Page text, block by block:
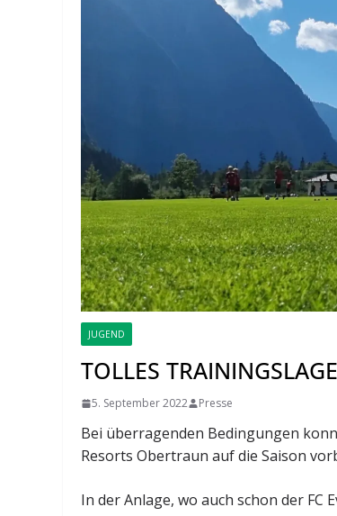
JUGEND
TOLLES
5. September 2022 Presse
Bei überragenden Bedingungen
Resorts Obertraun auf die Saison
In der Anlage, wo auch schon der FC